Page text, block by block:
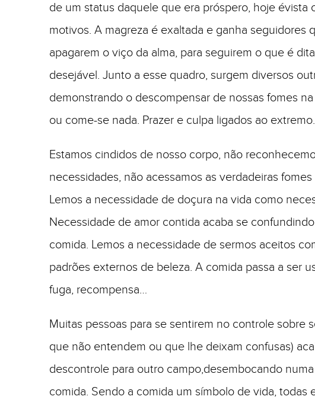
de um status daquele que era próspero, hoje évista
motivos. A magreza é exaltada e ganha seguidores
apagarem o viço da alma, para seguirem o que é
desejável. Junto a esse quadro, surgem diversos
demonstrando o descompensar de nossas fomes
ou come-se nada. Prazer e culpa ligados ao extremo.
Estamos cindidos de nosso corpo, não
necessidades, não acessamos as verdadeiras
Lemos a necessidade de doçura na vida como
Necessidade de amor contida acaba se
comida. Lemos a necessidade de sermos aceitos
padrões externos de beleza. A comida passa a ser
fuga, recompensa…
Muitas pessoas para se sentirem no controle sobre
que não entendem ou que lhe deixam confusas)
descontrole para outro campo,desembocando
comida. Sendo a comida um símbolo de vida, todas